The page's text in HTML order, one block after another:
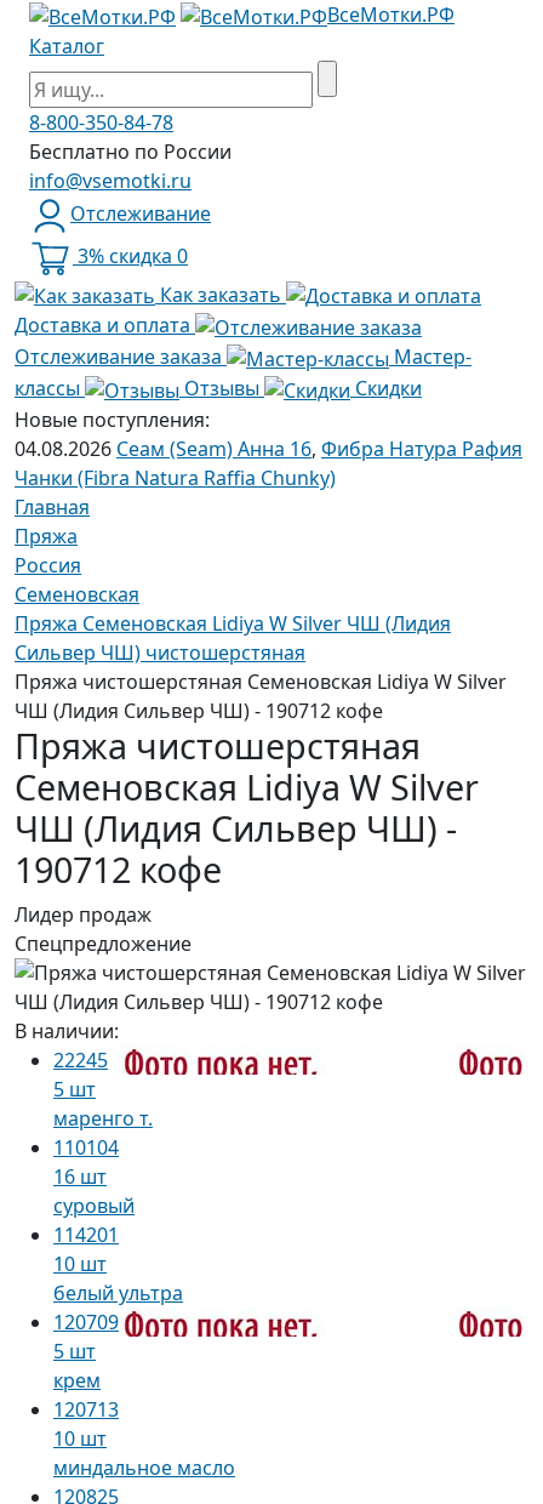
ВсеМотки.РФ
Каталог
8-800-350-84-78
Бесплатно по России
info@vsemotki.ru
Отслеживание
3% скидка 0
Как заказать
Доставка и оплата
Отслеживание заказа
Мастер-
классы
Отзывы
Скидки
Новые поступления:
04.08.2026 Сеам (Seam) Анна 16, Фибра Натура Рафия
Чанки (Fibra Natura Raffia Chunky)
Главная
Пряжа
Россия
Семеновская
Пряжа Семеновская Lidiya W Silver ЧШ (Лидия
Сильвер ЧШ) чистошерстяная
Пряжа чистошерстяная Семеновская Lidiya W Silver
ЧШ (Лидия Сильвер ЧШ) - 190712 кофе
Пряжа чистошерстяная
Семеновская Lidiya W Silver
ЧШ (Лидия Сильвер ЧШ) -
190712 кофе
Лидер продаж
Спецпредложение
В наличии:
22245
5 шт
маренго т.
110104
16 шт
суровый
114201
10 шт
белый ультра
120709
5 шт
крем
120713
10 шт
миндальное масло
120825